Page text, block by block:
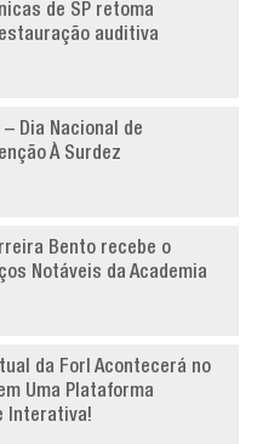
de SP retoma
auditiva
Dia Nacional de
À Surdez
Bento recebe o
Notáveis da Academia
da Forl Acontecerá no
Uma Plataforma
Interativa!